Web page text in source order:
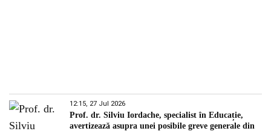
12:15, 27 Jul 2026
Prof. dr. Silviu Iordache, specialist în Educație,
avertizează asupra unei posibile greve generale din